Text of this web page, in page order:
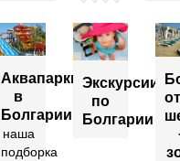
Аквапарки
в
Болгарии
наша
подборка
Экскурсии
по
Болгарии